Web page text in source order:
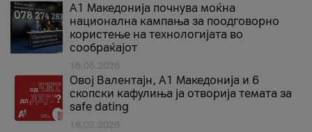
A1 Македонија почнува моќна
национална кампања за поодговорно
користење на технологијата во
сообраќајот
18.05.2026
Овој Валентајн, A1 Македонија и 6
скопски кафулиња ја отворија темата за
safe dating
16.02.2026